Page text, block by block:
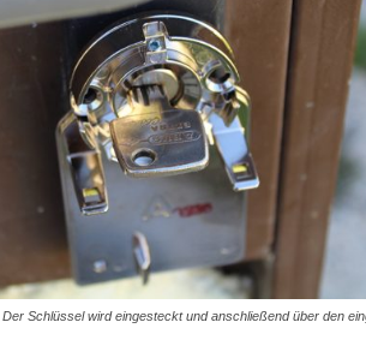
Schlüssel wird eingesteckt und anschließend über den